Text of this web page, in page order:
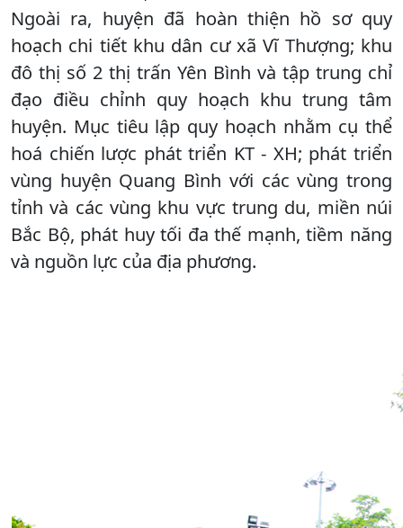
Ngoài ra, huyện đã hoàn thiện hồ sơ quy
hoạch chi tiết khu dân cư xã Vĩ Thượng; khu
đô thị số 2 thị trấn Yên Bình và tập trung chỉ
đạo điều chỉnh quy hoạch khu trung tâm
huyện. Mục tiêu lập quy hoạch nhằm cụ thể
hoá chiến lược phát triển KT - XH; phát triển
vùng huyện Quang Bình với các vùng trong
tỉnh và các vùng khu vực trung du, miền núi
Bắc Bộ, phát huy tối đa thế mạnh, tiềm năng
và nguồn lực của địa phương.